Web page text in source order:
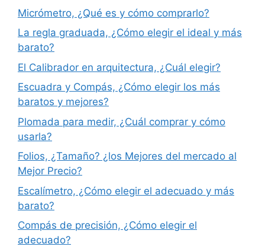
Micrómetro, ¿Qué es y cómo comprarlo?
La regla graduada, ¿Cómo elegir el ideal y más
barato?
El Calibrador en arquitectura, ¿Cuál elegir?
Escuadra y Compás, ¿Cómo elegir los más
baratos y mejores?
Plomada para medir, ¿Cuál comprar y cómo
usarla?
Folios, ¿Tamaño? ¿los Mejores del mercado al
Mejor Precio?
Escalímetro, ¿Cómo elegir el adecuado y más
barato?
Compás de precisión, ¿Cómo elegir el
adecuado?